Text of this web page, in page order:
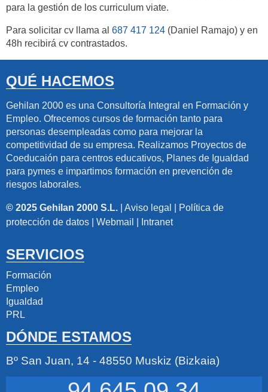
para la gestión de los curriculum viate.
Para solicitar cv llama al 687 417 124 (Daniel Ramajo) y en
48h recibirá cv contrastados.
QUÉ HACEMOS
Gehilan 2000 es una Consultoría Integral en Formación y
Empleo. Ofrecemos cursos de formación tanto para
personas desempleadas como para mejorar la
competitividad de su empresa. Realizamos Proyectos de
Coeducaión para centros educativos, Planes de Igualdad
para pymes e impartimos formación en prevención de
riesgos laborales.
© 2025 Gehilan 2000 S.L. Aviso legal
Política de
protección de datos
Webmail Intranet
SERVICIOS
Formación
Empleo
Igualdad
PRL
DÓNDE ESTAMOS
Bº San Juan, 14 - 48550 Muskiz (Bizkaia)